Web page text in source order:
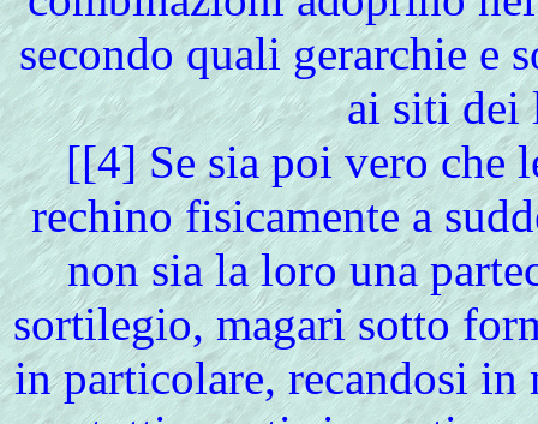
secondo quali gerarchie e
ai siti dei
[[4] Se sia poi vero che
rechino fisicamente a
non sia la loro una
sortilegio, magari sotto
in particolare, recandosi in